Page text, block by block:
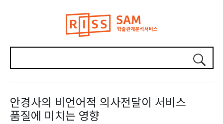
안경사의 비언어적 의사전달이 서비스
품질에 미치는 영향